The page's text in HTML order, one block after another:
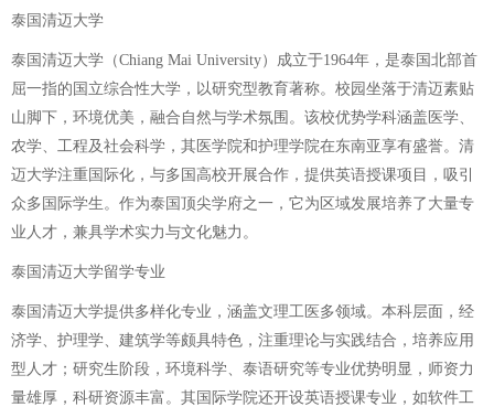
泰国清迈大学
泰国清迈大学（Chiang Mai University）成立于1964年，是泰国北部首
屈一指的国立综合性大学，以研究型教育著称。校园坐落于清迈素贴
山脚下，环境优美，融合自然与学术氛围。该校优势学科涵盖医学、
农学、工程及社会科学，其医学院和护理学院在东南亚享有盛誉。清
迈大学注重国际化，与多国高校开展合作，提供英语授课项目，吸引
众多国际学生。作为泰国顶尖学府之一，它为区域发展培养了大量专
业人才，兼具学术实力与文化魅力。
泰国清迈大学留学专业
泰国清迈大学提供多样化专业，涵盖文理工医多领域。本科层面，经
济学、护理学、建筑学等颇具特色，注重理论与实践结合，培养应用
型人才；研究生阶段，环境科学、泰语研究等专业优势明显，师资力
量雄厚，科研资源丰富。其国际学院还开设英语授课专业，如软件工